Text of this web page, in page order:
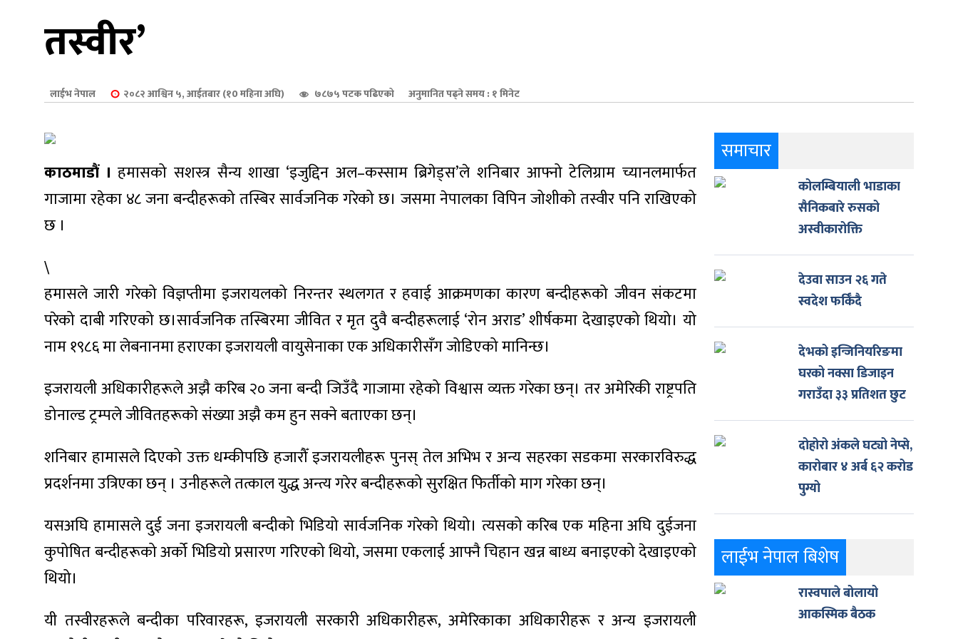
तस्वीर’
लाईभ नेपाल २०८२ आश्विन ५, आईतबार (१0 महिना अघि) ७८७५ पटक पढिएको अनुमानित पढ्ने समय : १ मिनेट
काठमाडौं । हमासको सशस्त्र सैन्य शाखा ‘इजुद्दिन अल–कस्साम ब्रिगेड्स’ले शनिबार आफ्नो टेलिग्राम च्यानलमार्फत
गाजामा रहेका ४८ जना बन्दीहरूको तस्बिर सार्वजनिक गरेको छ। जसमा नेपालका विपिन जोशीको तस्वीर पनि राखिएको
छ ।
\
हमासले जारी गरेको विज्ञप्तीमा इजरायलको निरन्तर स्थलगत र हवाई आक्रमणका कारण बन्दीहरूको जीवन संकटमा
परेको दाबी गरिएको छ।सार्वजनिक तस्बिरमा जीवित र मृत दुवै बन्दीहरूलाई ‘रोन अराड’ शीर्षकमा देखाइएको थियो। यो
नाम १९८६ मा लेबनानमा हराएका इजरायली वायुसेनाका एक अधिकारीसँग जोडिएको मानिन्छ।
इजरायली अधिकारीहरूले अझै करिब २० जना बन्दी जिउँदै गाजामा रहेको विश्वास व्यक्त गरेका छन्। तर अमेरिकी राष्ट्रपति
डोनाल्ड ट्रम्पले जीवितहरूको संख्या अझै कम हुन सक्ने बताएका छन्।
शनिबार हामासले दिएको उक्त धम्कीपछि हजारौँ इजरायलीहरू पुनस् तेल अभिभ र अन्य सहरका सडकमा सरकारविरुद्ध
प्रदर्शनमा उत्रिएका छन् । उनीहरूले तत्काल युद्ध अन्त्य गरेर बन्दीहरूको सुरक्षित फिर्तीको माग गरेका छन्।
यसअघि हामासले दुई जना इजरायली बन्दीको भिडियो सार्वजनिक गरेको थियो। त्यसको करिब एक महिना अघि दुईजना
कुपोषित बन्दीहरूको अर्को भिडियो प्रसारण गरिएको थियो, जसमा एकलाई आफ्नै चिहान खन्न बाध्य बनाइएको देखाइएको
थियो।
यी तस्वीरहरूले बन्दीका परिवारहरू, इजरायली सरकारी अधिकारीहरू, अमेरिकाका अधिकारीहरू र अन्य इजरायली
समाचार
कोलम्बियाली भाडाका
सैनिकबारे रुसको
अस्वीकारोक्ति
देउवा साउन २६ गते
स्वदेश फर्किँदै
देभको इन्जिनियरिङमा
घरको नक्सा डिजाइन
गराउँदा ३३ प्रतिशत छुट
दोहोरो अंकले घट्यो नेप्से,
कारोबार ४ अर्ब ६२ करोड
पुग्यो
लाईभ नेपाल बिशेष
रास्वपाले बोलायो
आकस्मिक बैठक